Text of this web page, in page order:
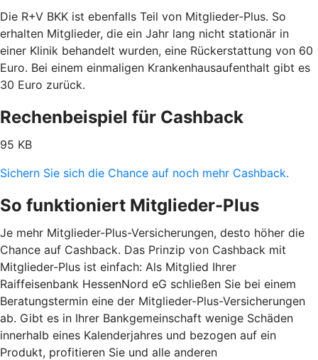
Die R+V BKK ist ebenfalls Teil von Mitglieder-Plus. So
erhalten Mitglieder, die ein Jahr lang nicht stationär in
einer Klinik behandelt wurden, eine Rückerstattung von 60
Euro. Bei einem einmaligen Krankenhausaufenthalt gibt es
30 Euro zurück.
Rechenbeispiel für Cashback
95 KB
Sichern Sie sich die Chance auf noch mehr Cashback.
So funktioniert Mitglieder-Plus
Je mehr Mitglieder-Plus-Versicherungen, desto höher die
Chance auf Cashback. Das Prinzip von Cashback mit
Mitglieder-Plus ist einfach: Als Mitglied Ihrer
Raiffeisenbank HessenNord eG schließen Sie bei einem
Beratungstermin eine der Mitglieder-Plus-Versicherungen
ab. Gibt es in Ihrer Bankgemeinschaft wenige Schäden
innerhalb eines Kalenderjahres und bezogen auf ein
Produkt, profitieren Sie und alle anderen